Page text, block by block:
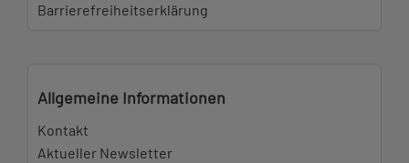
Barrierefreiheitserklärung
Allgemeine Informationen
Kontakt
Aktueller Newsletter